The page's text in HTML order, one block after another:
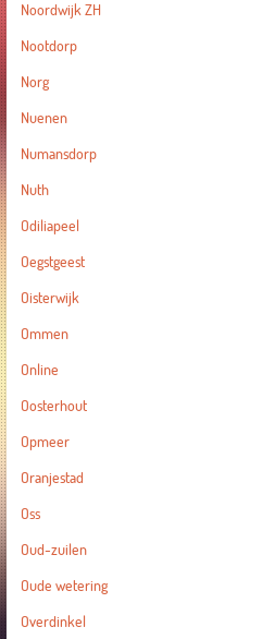
Noordwijk ZH
Nootdorp
Norg
Nuenen
Numansdorp
Nuth
Odiliapeel
Oegstgeest
Oisterwijk
Ommen
Online
Oosterhout
Opmeer
Oranjestad
Oss
Oud-zuilen
Oude wetering
Overdinkel